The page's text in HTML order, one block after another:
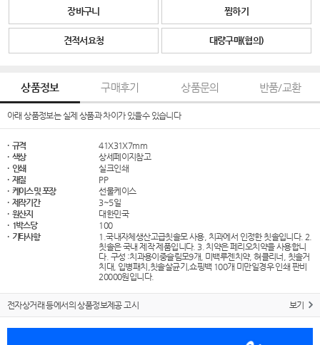
장바구니 찜하기
견적서요청 대량구매(협의)
상품정보 구매후기 상품문의 반품/교환
아래 상품정보는 실제 상품과 차이가 있을수 있습니다
· 규격
41X31X7mm
· 색상
상세페이지참고
· 인쇄
실크인쇄
· 재질
PP
· 케이스 및 포장
선물케이스
· 제작기간
3~5일
· 원산지
대한민국
· 1박스당
100
· 기타사항
1.국내자체생산고급칫솔모 사용, 치과에서 인정한 칫솔입니다. 2.
칫솔은 국내 제작 제품입니다. 3. 치약은 페리오치약을 사용합니
다. 구성 :치과용이중슬림모9개, 미백루젠치약, 혀클리너, 칫솔거
치대, 입병패치,칫솔살균기,쇼핑백 100개 미만일경우 인쇄 판비
20000원입니다.
전자상거래 등에서의 상품정보제공 고시 보기